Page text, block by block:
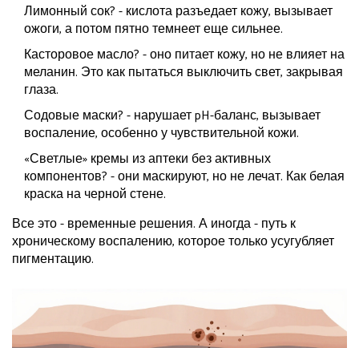
Лимонный сок? - кислота разъедает кожу, вызывает
ожоги, а потом пятно темнеет еще сильнее.
Касторовое масло? - оно питает кожу, но не влияет на
меланин. Это как пытаться выключить свет, закрывая
глаза.
Содовые маски? - нарушает pH-баланс, вызывает
воспаление, особенно у чувствительной кожи.
«Светлые» кремы из аптеки без активных
компонентов? - они маскируют, но не лечат. Как белая
краска на черной стене.
Все это - временные решения. А иногда - путь к
хроническому воспалению, которое только усугубляет
пигментацию.